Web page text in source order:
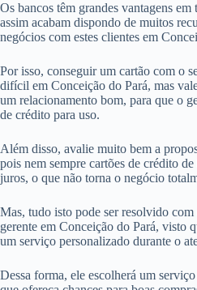
Os bancos têm grandes vantagens
assim acabam dispondo de muitos
negócios com estes clientes em
Por isso, conseguir um cartão com o
difícil em Conceição do Pará, mas
um relacionamento bom, para que o
de crédito para uso.
Além disso, avalie muito bem a
pois nem sempre cartões de crédito
juros, o que não torna o negócio
Mas, tudo isto pode ser resolvido com
gerente em Conceição do Pará, visto
um serviço personalizado durante o
Dessa forma, ele escolherá um